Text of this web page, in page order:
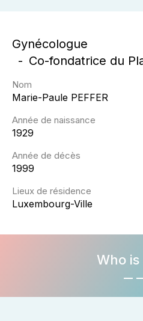
Gynécologue
Co-fondatrice du
Nom
Marie-Paule PEFFER
Année de naissance
1929
Année de décès
1999
Lieux de résidence
Luxembourg-Ville
Who is